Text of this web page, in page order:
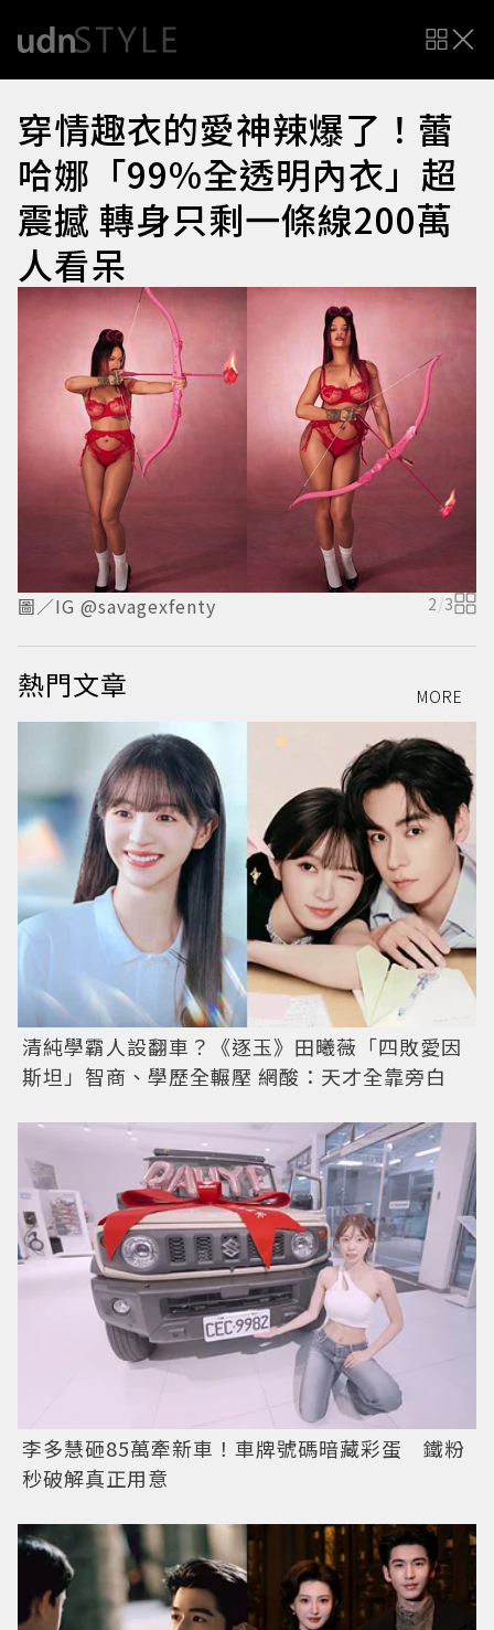
穿情趣衣的愛神辣爆了！蕾
哈娜「99%全透明內衣」超
震撼 轉身只剩一條線200萬
人看呆
圖／IG @savagexfenty 2/3
熱門文章 MORE
清純學霸人設翻車？《逐玉》田曦薇「四敗愛因
斯坦」智商、學歷全輾壓 網酸：天才全靠旁白
李多慧砸85萬牽新車！車牌號碼暗藏彩蛋 鐵粉
秒破解真正用意